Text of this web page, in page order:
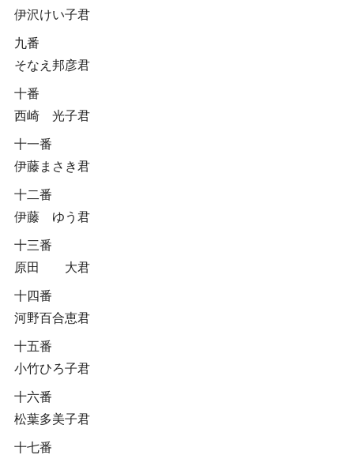
伊沢けい子君
九番
そなえ邦彦君
十番
西崎 光子君
十一番
伊藤まさき君
十二番
伊藤 ゆう君
十三番
原田 大君
十四番
河野百合恵君
十五番
小竹ひろ子君
十六番
松葉多美子君
十七番